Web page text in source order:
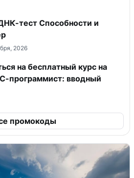
тест Способности и
2026
на бесплатный курс на
программист: вводный
промокоды